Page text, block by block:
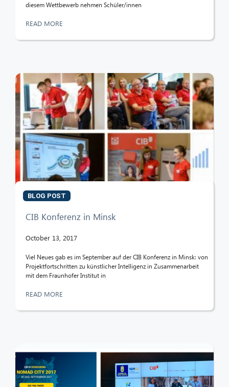
diesem Wettbewerb nehmen Schüler/innen
READ MORE
BLOG POST
CIB Konferenz in Minsk
October 13, 2017
Viel Neues gab es im September auf der CIB Konferenz in Minsk: von
Projektfortschritten zu künstlicher Intelligenz in Zusammenarbeit
mit dem Fraunhofer Institut in
READ MORE